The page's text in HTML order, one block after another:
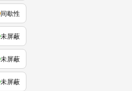
间歇性
未屏蔽
未屏蔽
未屏蔽